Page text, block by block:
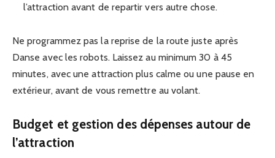
l’attraction avant de repartir vers autre chose.
Ne programmez pas la reprise de la route juste après
Danse avec les robots. Laissez au minimum 30 à 45
minutes, avec une attraction plus calme ou une pause en
extérieur, avant de vous remettre au volant.
Budget et gestion des dépenses autour de
l’attraction